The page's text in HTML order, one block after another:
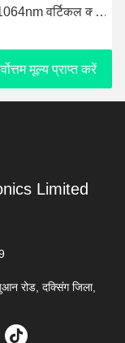
डायोड लेजर / पिको
मशीन
सर्वोत्तम
Limited
रोड, दक्सिंग जिला,